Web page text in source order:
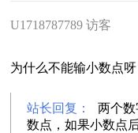
U1718787789 访客
为什么不能输小数点呀
站长回复：
两个
数点，如果小数点